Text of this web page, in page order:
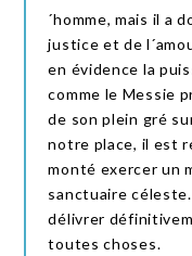
´homme, mais il a
justice et de
en évidence la
comme le Messie
de son plein gré
notre place, il est
monté exercer un
sanctuaire
délivrer
toutes choses.